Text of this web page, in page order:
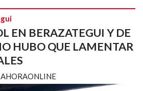
EN BERAZATEGUI Y DE
HUBO QUE LAMENTAR
AHORAONLINE